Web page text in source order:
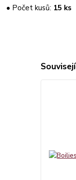
• Počet kusů: 15 ks